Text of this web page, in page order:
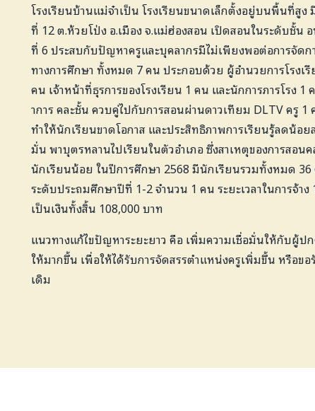
โรงเรียนบ้านแม่จ๋าเป็น โรงเรียนขนาดเล็กตั้งอยู่บนพื้นที่สู
ที่ 12 ต.ห้วยโป่ง อ.เมือง จ.แม่ฮ่องสอน เปิดสอนในระดับชั้น
ที่ 6 ประสบกับปัญหาครูและบุคลากรมีไม่เพียงพอต่อการจัด
ทางการศึกษา ทั้งหมด 7 คน ประกอบด้วย ผู้อำนวยการโรงเ
คน เจ้าหน้าที่ธุรการของโรงเรียน 1 คน และนักการภารโรง
าการ คละชั้น ควบคู่ไปกับการสอนผ่านดาวเทียม DLTV ครู
ทำให้นักเรียนขาดโอกาส และประสิทธิภาพการเรียนรู้ลดน้อ
มั่น พาบุตรหลานไปเรียนในตัวอำเภอ ซึ่งสาเหตุของการสอน
นักเรียนน้อย ในปีการศึกษา 2568 มีนักเรียนรวมทั้งหมด 36
ระดับประถมศึกษาปีที่ 1-2 จำนวน 1 คน ระยะเวลาในการจ้าง
เป็นเงินทั้งสิ้น 108,000 บาท
แนวทางแก้ไขปัญหาระยะยาว คือ เพิ่มความเชื่อมั่นให้กับผู้ป
ให้มากขึ้น เพื่อให้ได้รับการจัดสรรตำแหน่งครูเพิ่มขึ้น หรือข
เดิม